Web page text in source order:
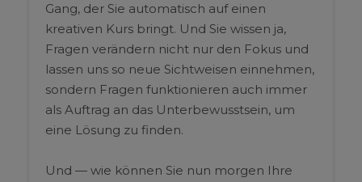
Gang, der Sie automatisch auf einen
kreativen Kurs bringt. Und Sie wissen ja,
Fragen verändern nicht nur den Fokus und
lassen uns so neue Sichtweisen einnehmen,
sondern Fragen funktionieren auch immer
als Auftrag an das Unterbewusstsein, um
eine Lösung zu finden.
Und — wie können Sie nun morgen Ihre